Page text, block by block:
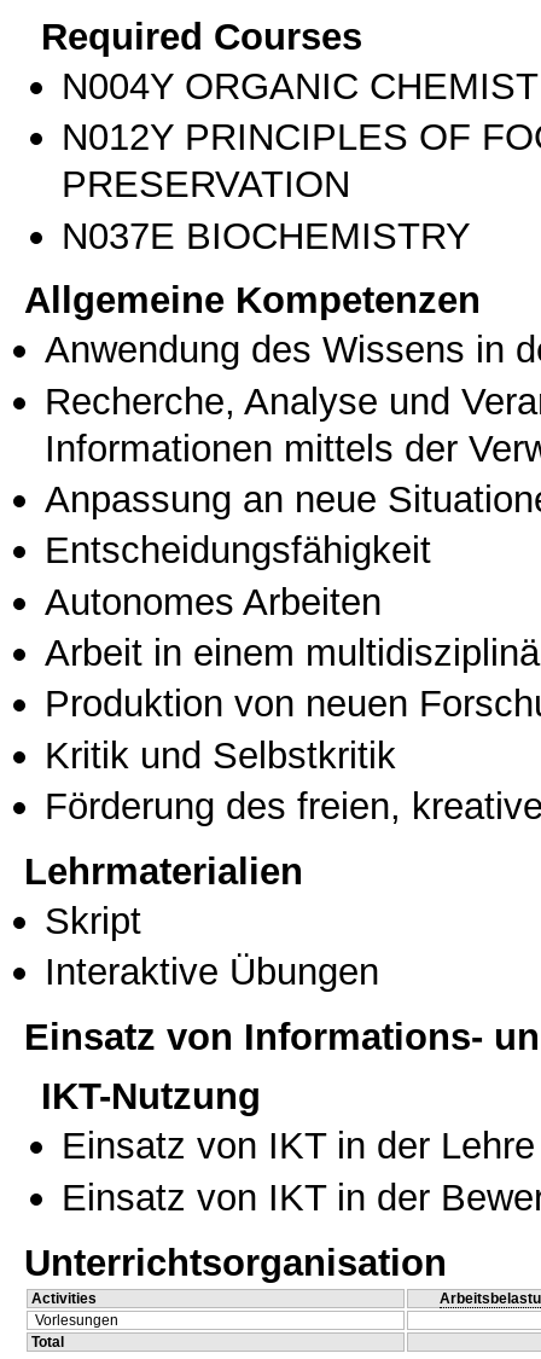
Required Courses
Ν004Υ ORGANIC
Ν012Υ PRINCIPLES OF
PRESERVATION
Ν037Ε BIOCHEMISTRY
Allgemeine Kompetenzen
Anwendung des Wissens in
Recherche, Analyse und
Informationen mittels der
Anpassung an neue
Entscheidungsfähigkeit
Autonomes Arbeiten
Arbeit in einem
Produktion von neuen
Kritik und Selbstkritik
Förderung des freien,
Lehrmaterialien
Skript
Interaktive Übungen
Einsatz von Informations-
IKT-Nutzung
Einsatz von IKT in der Lehre
Einsatz von IKT in der
Unterrichtsorganisation
Activities
Vorlesungen
Total